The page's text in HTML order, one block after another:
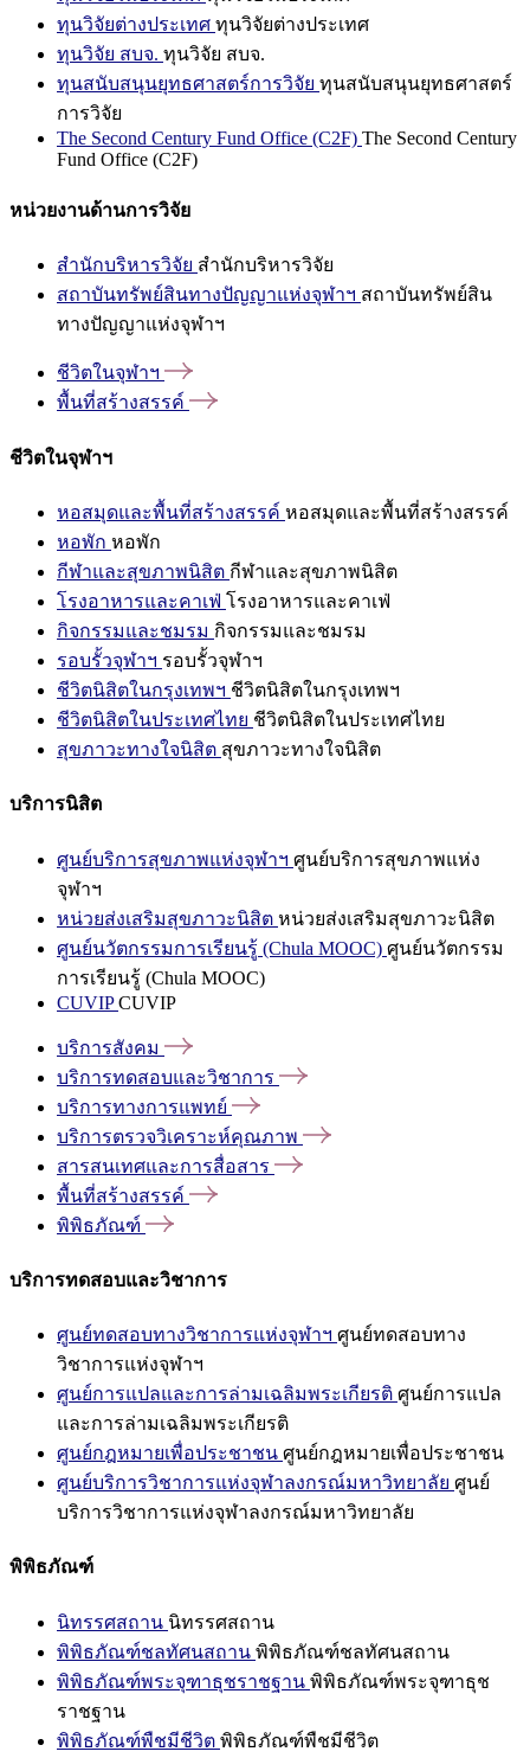
ทุนวิจัยต่างประเทศ ทุนวิจัยต่างประเทศ
ทุนวิจัย สบจ. ทุนวิจัย สบจ.
ทุนสนับสนุนยุทธศาสตร์การวิจัย ทุนสนับสนุนยุทธศาสตร์
การวิจัย
The Second Century Fund Office (C2F) The Second Century
Fund Office (C2F)
หน่วยงานด้านการวิจัย
สำนักบริหารวิจัย สำนักบริหารวิจัย
สถาบันทรัพย์สินทางปัญญาแห่งจุฬาฯ สถาบันทรัพย์สิน
ทางปัญญาแห่งจุฬาฯ
ชีวิตในจุฬาฯ
พื้นที่สร้างสรรค์
ชีวิตในจุฬาฯ
หอสมุดและพื้นที่สร้างสรรค์ หอสมุดและพื้นที่สร้างสรรค์
หอพัก หอพัก
กีฬาและสุขภาพนิสิต กีฬาและสุขภาพนิสิต
โรงอาหารและคาเฟ่ โรงอาหารและคาเฟ่
กิจกรรมและชมรม กิจกรรมและชมรม
รอบรั้วจุฬาฯ รอบรั้วจุฬาฯ
ชีวิตนิสิตในกรุงเทพฯ ชีวิตนิสิตในกรุงเทพฯ
ชีวิตนิสิตในประเทศไทย ชีวิตนิสิตในประเทศไทย
สุขภาวะทางใจนิสิต สุขภาวะทางใจนิสิต
บริการนิสิต
ศูนย์บริการสุขภาพแห่งจุฬาฯ ศูนย์บริการสุขภาพแห่ง
จุฬาฯ
หน่วยส่งเสริมสุขภาวะนิสิต หน่วยส่งเสริมสุขภาวะนิสิต
ศูนย์นวัตกรรมการเรียนรู้ (Chula MOOC) ศูนย์นวัตกรรม
การเรียนรู้ (Chula MOOC)
CUVIPCUVIP
บริการสังคม
บริการทดสอบและวิชาการ
บริการทางการแพทย์
บริการตรวจวิเคราะห์คุณภาพ
สารสนเทศและการสื่อสาร
พื้นที่สร้างสรรค์
พิพิธภัณฑ์
บริการทดสอบและวิชาการ
ศูนย์ทดสอบทางวิชาการแห่งจุฬาฯ ศูนย์ทดสอบทาง
วิชาการแห่งจุฬาฯ
ศูนย์การแปลและการล่ามเฉลิมพระเกียรติ ศูนย์การแปล
และการล่ามเฉลิมพระเกียรติ
ศูนย์กฎหมายเพื่อประชาชน ศูนย์กฎหมายเพื่อประชาชน
ศูนย์บริการวิชาการแห่งจุฬาลงกรณ์มหาวิทยาลัย ศูนย์
บริการวิชาการแห่งจุฬาลงกรณ์มหาวิทยาลัย
พิพิธภัณฑ์
นิทรรศสถาน นิทรรศสถาน
พิพิธภัณฑ์ชลทัศนสถาน พิพิธภัณฑ์ชลทัศนสถาน
พิพิธภัณฑ์พระจุฑาธุชราชฐาน พิพิธภัณฑ์พระจุฑาธุช
ราชฐาน
พิพิธภัณฑ์พืชมีชีวิต พิพิธภัณฑ์พืชมีชีวิต